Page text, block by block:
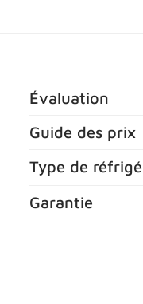
Évaluation
Guide des prix
Type de
Garantie